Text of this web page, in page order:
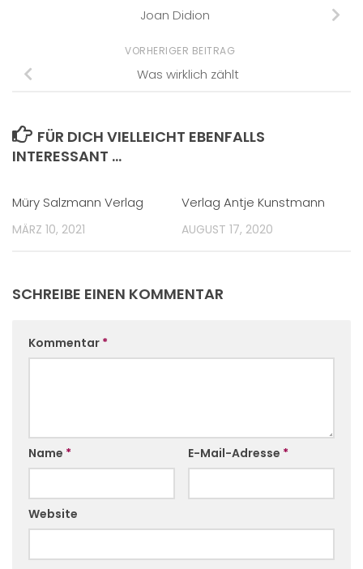
Joan Didion
VORHERIGER BEITRAG
Was wirklich zählt
FÜR DICH VIELLEICHT EBENFALLS
INTERESSANT …
Müry Salzmann Verlag
MÄRZ 10, 2021
Verlag Antje Kunstmann
AUGUST 17, 2020
SCHREIBE EINEN KOMMENTAR
Kommentar *
Name * E-Mail-Adresse *
Website